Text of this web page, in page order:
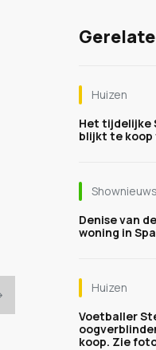
Huizen
Het tijdelijke
blijkt te koop
Shownieuws
Denise van
woning in
Huizen
Voetballer
koop. Zie